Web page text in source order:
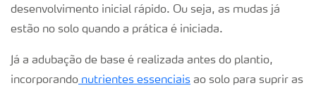
desenvolvimento inicial rápido. Ou seja, as mudas já
estão no solo quando a prática é iniciada.
Já a adubação de base é realizada antes do plantio,
incorporando nutrientes essenciais ao solo para suprir as